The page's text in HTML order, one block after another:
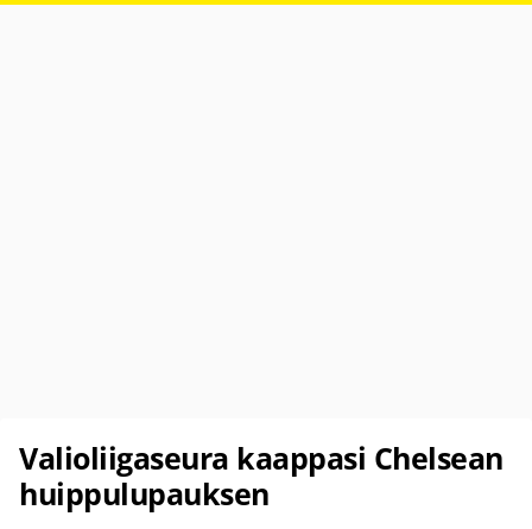
Valioliigaseura kaappasi Chelsean
huippulupauksen